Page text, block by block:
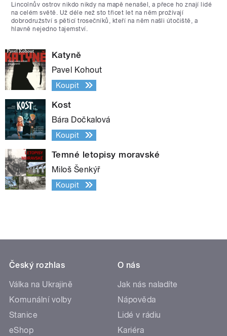
Lincolnův ostrov nikdo nikdy na mapě nenašel, a přece ho znají lidé
na celém světě. Už déle než sto třicet let na něm prožívají
dobrodružství s pěticí trosečníků, kteří na něm našli útočiště, a
hlavně nejedno tajemství.
Katyně
Pavel Kohout
Koupit
Kost
Bára Dočkalová
Koupit
Temné letopisy moravské
Miloš Šenkýř
Koupit
Český rozhlas
Válka na Ukrajině
Komunální volby
Stanice
eShop
O nás
Jak nás naladíte
Nápověda
Lidé v rádiu
Kariéra